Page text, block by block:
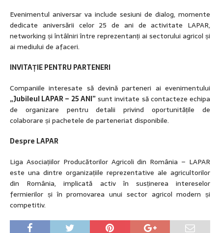
Evenimentul aniversar va include sesiuni de dialog, momente
dedicate aniversării celor 25 de ani de activitate LAPAR,
networking și întâlniri între reprezentanți ai sectorului agricol și
ai mediului de afaceri.
INVITAȚIE PENTRU PARTENERI
Companiile interesate să devină parteneri ai evenimentului
„Jubileul LAPAR – 25 ANI”sunt invitate să contacteze echipa
de organizare pentru detalii privind oportunitățile de
colaborare și pachetele de parteneriat disponibile.
Despre LAPAR
Liga Asociațiilor Producătorilor Agricoli din România – LAPAR
este una dintre organizațiile reprezentative ale agricultorilor
din România, implicată activ în susținerea intereselor
fermierilor și în promovarea unui sector agricol modern și
competitiv.